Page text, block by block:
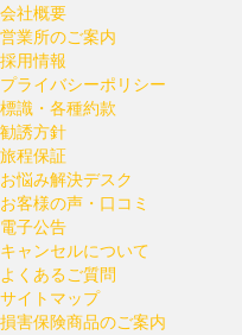
会社概要
営業所のご案内
採用情報
プライバシーポリシー
標識・各種約款
勧誘方針
旅程保証
お悩み解決デスク
お客様の声・口コミ
電子公告
キャンセルについて
よくあるご質問
サイトマップ
損害保険商品のご案内